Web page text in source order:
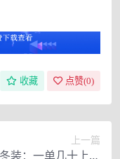
收藏 点赞(0)
上一篇
装：一单几十上百